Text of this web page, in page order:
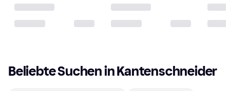
Beliebte Suchen in Kantenschneider